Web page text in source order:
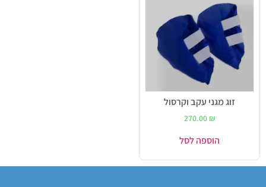
זוג מגני עקב וקרסול
270.00 ₪
הוספה לסל